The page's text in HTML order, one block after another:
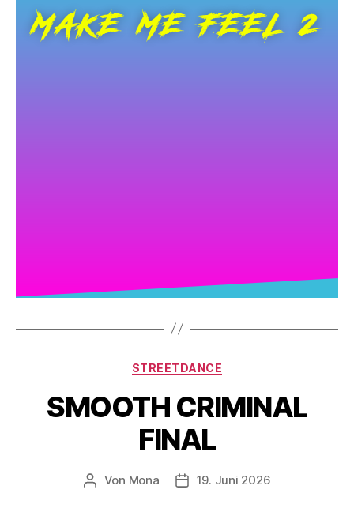
MAKE ME FEEL 2
STREETDANCE
SMOOTH CRIMINAL
FINAL
Von Mona 19. Juni 2026